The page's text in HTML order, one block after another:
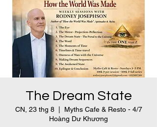
The Dream State
CN, 23 thg 8
  |
Myths Cafe & Resto - 4/7
Hoàng Dư Khương